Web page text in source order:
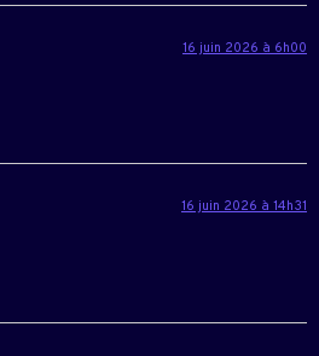
16 juin 2026 à 6h00
16 juin 2026 à 14h31